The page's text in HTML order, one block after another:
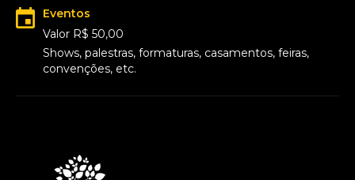
Eventos
Valor R$ 50,00
Shows, palestras, formaturas, casamentos, feiras,
convenções, etc.